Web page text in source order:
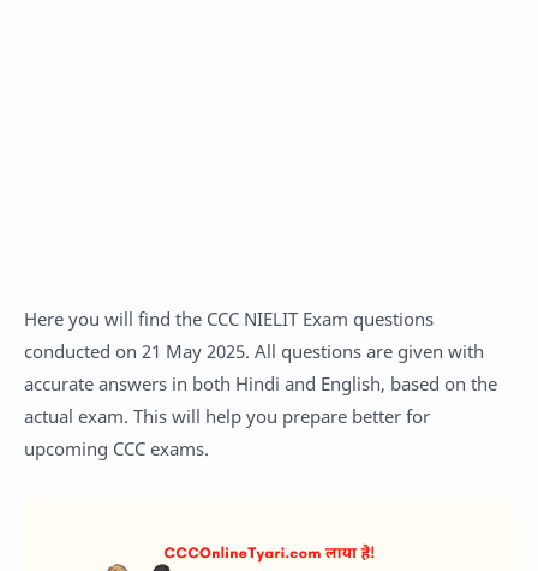
Here you will find the CCC NIELIT Exam questions
conducted on 21 May 2025. All questions are given with
accurate answers in both Hindi and English, based on the
actual exam. This will help you prepare better for
upcoming CCC exams.